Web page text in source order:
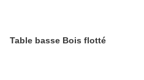
Table basse Bois flotté